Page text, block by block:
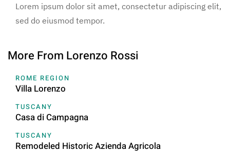
Lorem ipsum dolor sit amet, consectetur adipiscing elit,
sed do eiusmod tempor.
More From Lorenzo Rossi
ROME REGION
Villa Lorenzo
TUSCANY
Casa di Campagna
TUSCANY
Remodeled Historic Azienda Agricola